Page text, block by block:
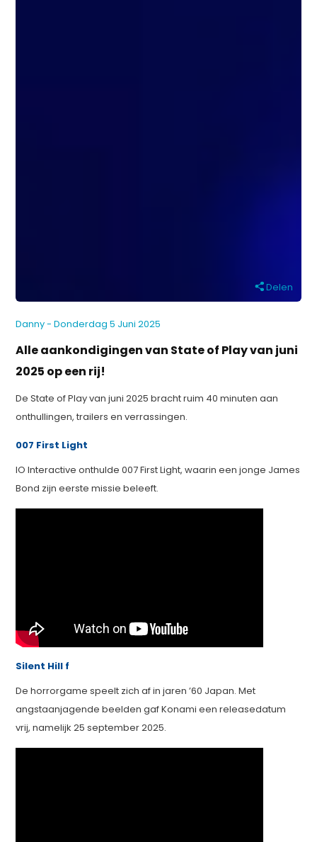
Delen
Danny - Donderdag 5 Juni 2025
Alle aankondigingen van State of Play van juni
2025 op een rij!
De State of Play van juni 2025 bracht ruim 40 minuten aan
onthullingen, trailers en verrassingen.
007 First Light
IO Interactive onthulde 007 First Light, waarin een jonge James
Bond zijn eerste missie beleeft.
Silent Hill f
De horrorgame speelt zich af in jaren ’60 Japan. Met
angstaanjagende beelden gaf Konami een releasedatum
vrij, namelijk 25 september 2025.